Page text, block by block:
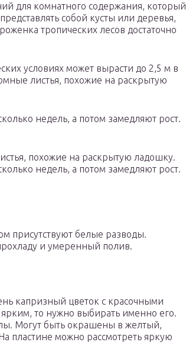
для комнатного содержания, который
собой кусты или деревья,
тропических лесов достаточно
условиях может вырасти до 2,5 м в
листья, похожие на раскрытую
недель, а потом замедляют рост.
похожие на раскрытую ладошку.
недель, а потом замедляют рост.
присутствуют белые разводы.
и умеренный полив.
капризный цветок с красочными
ярким, то нужно выбирать именно его.
Могут быть окрашены в желтый,
пластине можно рассмотреть яркую